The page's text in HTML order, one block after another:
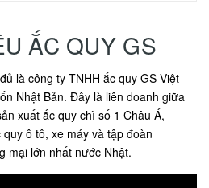
ẮC QUY GS
là công ty TNHH ắc quy GS Việt
Nhật Bản. Đây là liên doanh giữa
xuất ắc quy chì số 1 Châu Á,
ô tô, xe máy và tập đoàn
mại lớn nhất nước Nhật.